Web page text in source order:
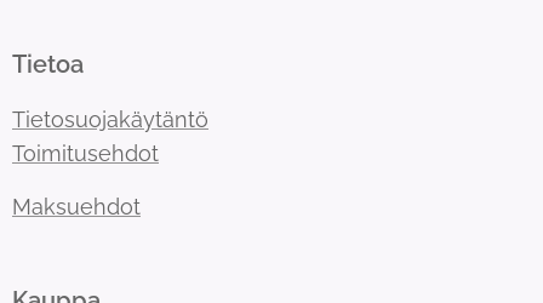
Tietoa
Tietosuojakäytäntö
Toimitusehdot
Maksuehdot